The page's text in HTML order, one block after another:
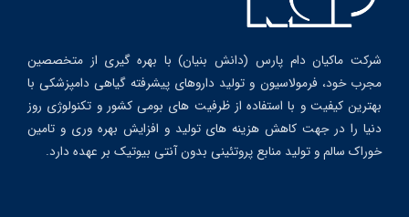
شرکت ماکیان دام پارس (دانش بنیان) با بهره گیری از متخصصین
مجرب خود، فرمولاسیون و تولید داروهای پیشرفته گیاهی دامپزشکی با
بهترین کیفیت و با استفاده از ظرفیت های بومی کشور و تکنولوژی روز
دنیا را در جهت کاهش هزینه های تولید و افزایش بهره وری و تامین
خوراک سالم و تولید منابع پروتئینی بدون آنتی بیوتیک بر عهده دارد.